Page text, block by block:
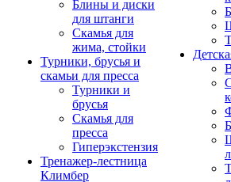
Блины и диски
для штанги
Скамья для
жима, стойки
Турники, брусья и
скамьи для пресса
Турники и
брусья
Скамья для
пресса
Гиперэкстензия
Тренажер-лестница
Климбер